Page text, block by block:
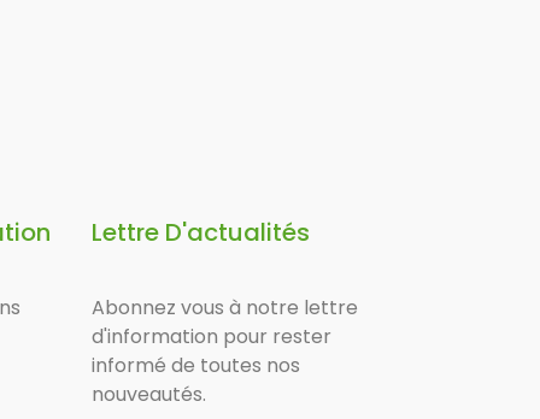
Lettre D'actualités
Abonnez vous à notre lettre
d'information pour rester
informé de toutes nos
nouveautés.